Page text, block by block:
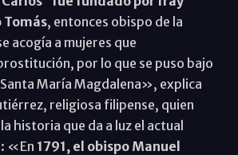
Tomás, entonces obispo de la
acogía a mujeres que
por lo que se puso bajo
María Magdalena», explica
religiosa filipense, quien
historia que da a luz el actual
«En 1791, el obispo Manuel